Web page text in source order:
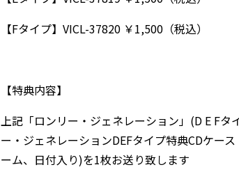
【Fタイプ】VICL-37820 ￥1,500（税込）
【特典内容】
上記「ロンリー・ジェネレーション」(D E F
ー・ジェネレーションDEFタイプ特典CDケー
ーム、日付入り)を1枚お送り致します